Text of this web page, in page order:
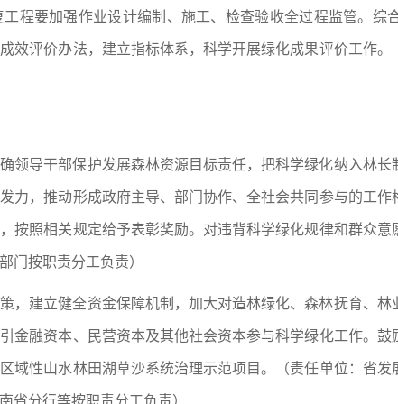
程要加强作业设计编制、施工、检查验收全过程监管。综
效评价办法，建立指标体系，科学开展绿化成果评价工作
领导干部保护发展森林资源目标责任，把科学绿化纳入林
力，推动形成政府主导、部门协作、全社会共同参与的工
按照相关规定给予表彰奖励。对违背科学绿化规律和群众
门按职责分工负责）
，建立健全资金保障机制，加大对造林绿化、森林抚育、
金融资本、民营资本及其他社会资本参与科学绿化工作。
域性山水林田湖草沙系统治理示范项目。（责任单位：省
省分行等按职责分工负责）